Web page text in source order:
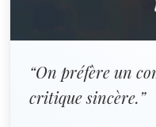
“On préfère un
critique sincère.”